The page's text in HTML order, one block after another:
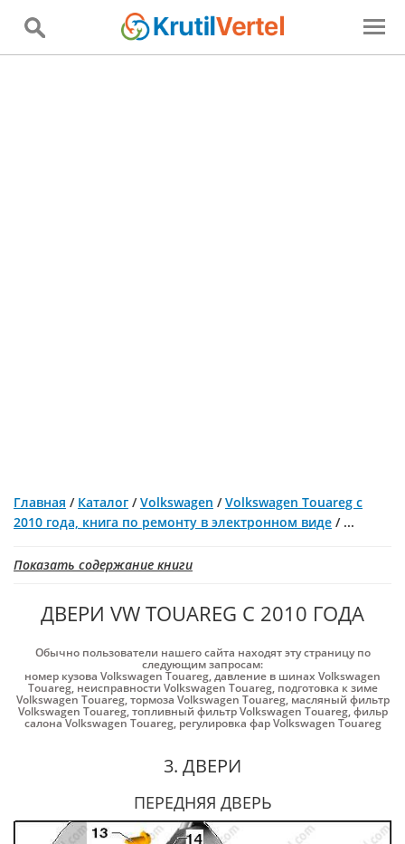
Главная / Каталог /Volkswagen /Volkswagen Touareg с
2010 года, книга по ремонту в электронном виде / ...
Показать содержание книги
ДВЕРИ VW TOUAREG С 2010 ГОДА
Обычно пользователи нашего сайта находят эту страницу по
следующим запросам:
номер кузова Volkswagen Touareg,давление в шинах Volkswagen
Touareg, неисправности Volkswagen Touareg, подготовка к зиме
Volkswagen Touareg,тормоза Volkswagen Touareg, масляный фильтр
Volkswagen Touareg,топливный фильтр Volkswagen Touareg,фильр
салона Volkswagen Touareg, регулировка фар Volkswagen Touareg
3. ДВЕРИ
ПЕРЕДНЯЯ ДВЕРЬ